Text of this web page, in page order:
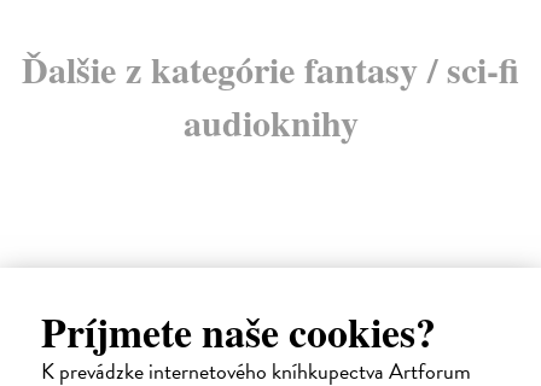
Príjmete naše cookies?
K prevádzke internetového kníhkupectva Artforum
Ďalšie z kategórie fantasy / sci-fi
audioknihy
E-AUDIO